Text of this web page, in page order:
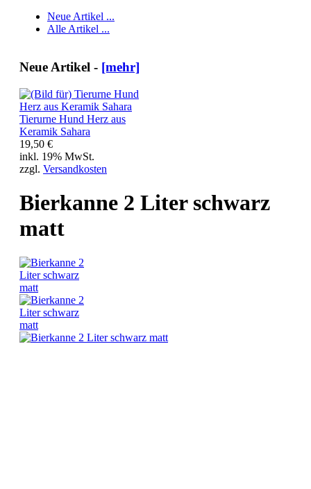
Neue Artikel ...
Alle Artikel ...
Neue Artikel - [mehr]
Tierurne Hund Herz aus
Keramik Sahara
19,50 €
inkl. 19% MwSt.
zzgl. Versandkosten
Bierkanne 2 Liter schwarz
matt